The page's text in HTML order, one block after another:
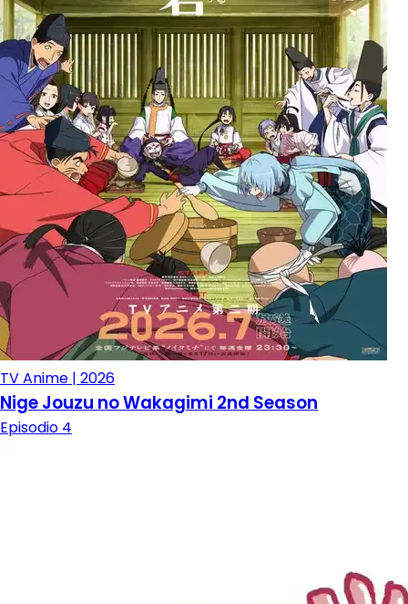
TV Anime | 2026
Nige Jouzu no Wakagimi 2nd Season
Episodio 4